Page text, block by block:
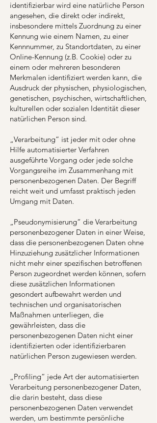
identifizierbar wird eine natürliche Person
angesehen, die direkt oder indirekt,
insbesondere mittels Zuordnung zu einer
Kennung wie einem Namen, zu einer
Kennnummer, zu Standortdaten, zu einer
Online-Kennung (z.B. Cookie) oder zu
einem oder mehreren besonderen
Merkmalen identifiziert werden kann, die
Ausdruck der physischen, physiologischen,
genetischen, psychischen, wirtschaftlichen,
kulturellen oder sozialen Identität dieser
natürlichen Person sind.
„Verarbeitung“ ist jeder mit oder ohne
Hilfe automatisierter Verfahren
ausgeführte Vorgang oder jede solche
Vorgangsreihe im Zusammenhang mit
personenbezogenen Daten. Der Begriff
reicht weit und umfasst praktisch jeden
Umgang mit Daten.
„Pseudonymisierung“ die Verarbeitung
personenbezogener Daten in einer Weise,
dass die personenbezogenen Daten ohne
Hinzuziehung zusätzlicher Informationen
nicht mehr einer spezifischen betroffenen
Person zugeordnet werden können, sofern
diese zusätzlichen Informationen
gesondert aufbewahrt werden und
technischen und organisatorischen
Maßnahmen unterliegen, die
gewährleisten, dass die
personenbezogenen Daten nicht einer
identifizierten oder identifizierbaren
natürlichen Person zugewiesen werden.
„Profiling“ jede Art der automatisierten
Verarbeitung personenbezogener Daten,
die darin besteht, dass diese
personenbezogenen Daten verwendet
werden, um bestimmte persönliche